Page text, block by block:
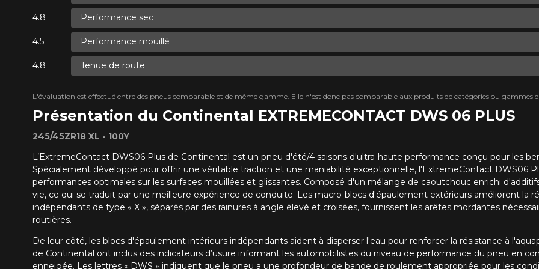
Présentation du Continental EXTREME​CONTACT DWS 06 PLUS
245/45ZR18 XL - 100Y
L’ExtremeContact DWS06 Plus de Continental est un pneu d'été/4 saisons d'ultra-haute performance conçu pour les
Spécialement développé pour offrir une véritable traction et une maniabilité exceptionnelle, l'ExtremeContact DWS06
performances optimales sur les surfaces mouillées et glissantes. Composé d'un mélange de caoutchouc enrichi
vie, ce qui se traduit par une meilleure expérience de conduite. Les macro-blocs d'épaulement extérieurs améliorent la
indépendants de type « X », séparés par des rainures à angle élevé et croisées, fournissent les arêtes mordantes
routières.
De leur côté, les blocs d'épaulement intérieurs indépendants aident à disperser l'eau pour renforcer la résistance à
de Continental ont inclus des indicateurs d’usure informant les automobilistes du niveau de performance du pneu en
enneigée. Les lettres « DWS » indiquent que le pneu a une profondeur de bande de roulement appropriée pour les
Performance sec
Performance mouillé
Tenue de route
L'évaluation est effectué entre des pneus comparable et de même gamme. Elle n'est donc pas comparable aux produits de catégories ou gammes